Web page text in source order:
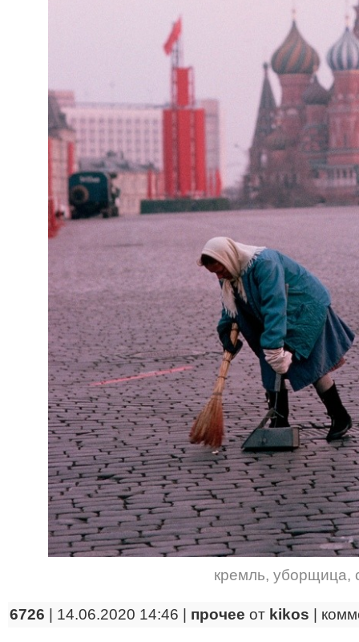
кремль, уборщица,
6726 | 14.06.2020 14:46 | прочее от kikos